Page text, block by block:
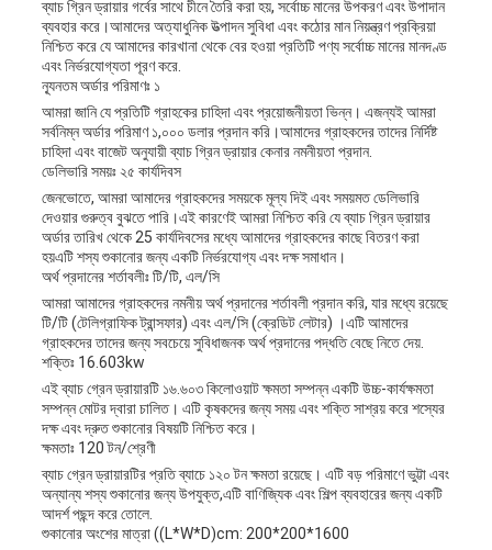
ব্যাচ গ্রিন ড্রায়ার গর্বের সাথে চীনে তৈরি করা হয়, সর্বোচ্চ মানের উপকরণ এবং উপাদান
ব্যবহার করে।আমাদের অত্যাধুনিক উত্পাদন সুবিধা এবং কঠোর মান নিয়ন্ত্রণ প্রক্রিয়া
নিশ্চিত করে যে আমাদের কারখানা থেকে বের হওয়া প্রতিটি পণ্য সর্বোচ্চ মানের মানদণ্ড
এবং নির্ভরযোগ্যতা পূরণ করে.
ন্যূনতম অর্ডার পরিমাণঃ ১
আমরা জানি যে প্রতিটি গ্রাহকের চাহিদা এবং প্রয়োজনীয়তা ভিন্ন। এজন্যই আমরা
সর্বনিম্ন অর্ডার পরিমাণ ১,০০০ ডলার প্রদান করি।আমাদের গ্রাহকদের তাদের নির্দিষ্ট
চাহিদা এবং বাজেট অনুযায়ী ব্যাচ গ্রিন ড্রায়ার কেনার নমনীয়তা প্রদান.
ডেলিভারি সময়ঃ ২৫ কার্যদিবস
জেনভোতে, আমরা আমাদের গ্রাহকদের সময়কে মূল্য দিই এবং সময়মত ডেলিভারি
দেওয়ার গুরুত্ব বুঝতে পারি।এই কারণেই আমরা নিশ্চিত করি যে ব্যাচ গ্রিন ড্রায়ার
অর্ডার তারিখ থেকে 25 কার্যদিবসের মধ্যে আমাদের গ্রাহকদের কাছে বিতরণ করা
হয়এটি শস্য শুকানোর জন্য একটি নির্ভরযোগ্য এবং দক্ষ সমাধান।
অর্থ প্রদানের শর্তাবলীঃ টি/টি, এল/সি
আমরা আমাদের গ্রাহকদের নমনীয় অর্থ প্রদানের শর্তাবলী প্রদান করি, যার মধ্যে রয়েছে
টি/টি (টেলিগ্রাফিক ট্রান্সফার) এবং এল/সি (ক্রেডিট লেটার) ।এটি আমাদের
গ্রাহকদের তাদের জন্য সবচেয়ে সুবিধাজনক অর্থ প্রদানের পদ্ধতি বেছে নিতে দেয়.
শক্তিঃ 16.603kw
এই ব্যাচ গ্রেন ড্রায়ারটি ১৬.৬০৩ কিলোওয়াট ক্ষমতা সম্পন্ন একটি উচ্চ-কার্যক্ষমতা
সম্পন্ন মোটর দ্বারা চালিত। এটি কৃষকদের জন্য সময় এবং শক্তি সাশ্রয় করে শস্যের
দক্ষ এবং দ্রুত শুকানোর বিষয়টি নিশ্চিত করে।
ক্ষমতাঃ 120 টন/শ্রেণী
ব্যাচ গ্রেন ড্রায়ারটির প্রতি ব্যাচে ১২০ টন ক্ষমতা রয়েছে। এটি বড় পরিমাণে ভুট্টা এবং
অন্যান্য শস্য শুকানোর জন্য উপযুক্ত,এটি বাণিজ্যিক এবং শিল্প ব্যবহারের জন্য একটি
আদর্শ পছন্দ করে তোলে.
শুকানোর অংশের মাত্রা ((L*W*D)cm: 200*200*1600